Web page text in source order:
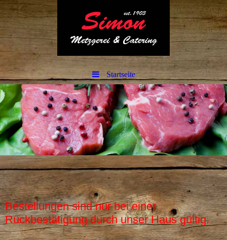
Startseite
Bestellungen sind nur bei einer
Rückbestätigung durch unser Haus gültig.